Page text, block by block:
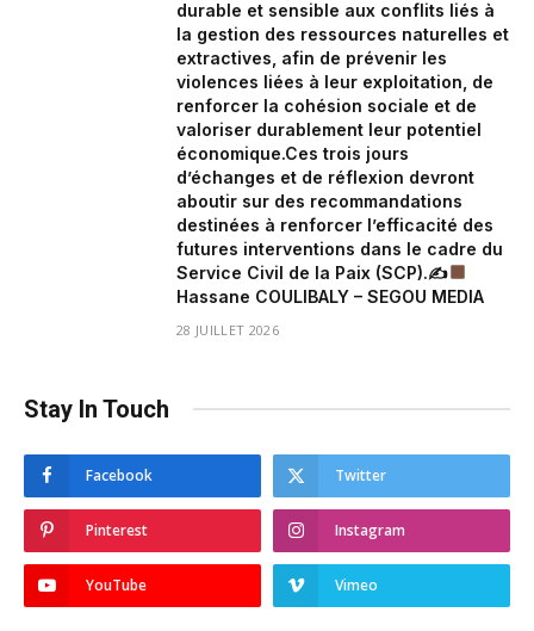
durable et sensible aux conflits liés à
la gestion des ressources naturelles et
extractives, afin de prévenir les
violences liées à leur exploitation, de
renforcer la cohésion sociale et de
valoriser durablement leur potentiel
économique.Ces trois jours
d’échanges et de réflexion devront
aboutir sur des recommandations
destinées à renforcer l’efficacité des
futures interventions dans le cadre du
Service Civil de la Paix (SCP).✍
Hassane COULIBALY – SEGOU MEDIA
28 JUILLET 2026
Stay In Touch
Facebook Twitter
Pinterest Instagram
YouTube Vimeo